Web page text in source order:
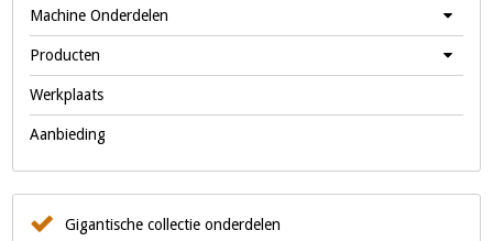
Machine Onderdelen
Producten
Werkplaats
Aanbieding
Gigantische collectie onderdelen